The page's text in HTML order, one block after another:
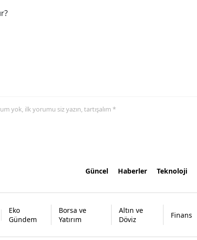
yok, ilk yorumu siz yazın, tartışalım *
Güncel Haberler Teknoloji
Eko
Gündem
Borsa ve
Yatırım
Altın ve
Döviz
Finans